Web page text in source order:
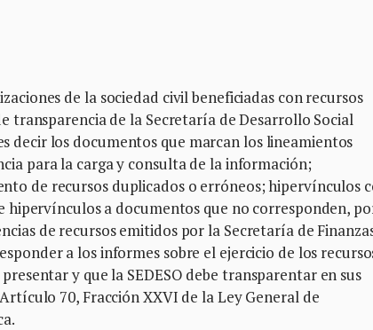
de la sociedad civil beneficiadas con recursos
transparencia de la Secretaría de Desarrollo Social
decir los documentos que marcan los lineamientos
para la carga y consulta de la información;
de recursos duplicados o erróneos; hipervínculos
hipervínculos a documentos que no corresponden,
de recursos emitidos por la Secretaría de
a los informes sobre el ejercicio de los
y que la SEDESO debe transparentar en sus
70, Fracción XXVI de la Ley General de